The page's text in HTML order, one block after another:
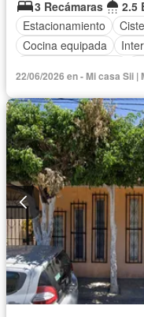
3 Recámaras
2.5
Estacionamiento
Cocina equipada
Televisión por cable
Permite niños
Parcialmente
22/06/2026 en - Mi casa Sii